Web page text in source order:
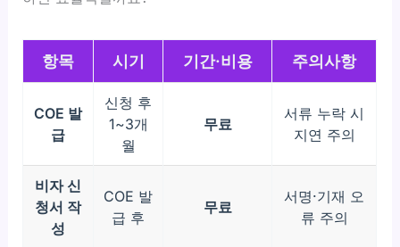
항목 시기 기간·비용 주의사항
COE 발
급
신청 후
1~3개
월
무료
서류 누락 시
지연 주의
비자 신
청서 작
성
COE 발
급 후
무료
서명·기재 오
류 주의